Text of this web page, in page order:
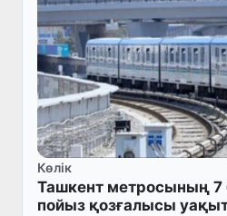
Көлік
Ташкент метросының 7
пойыз қозғалысы